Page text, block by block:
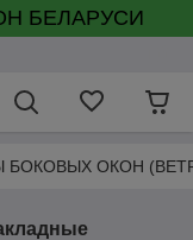
БЕЛАРУСИ
БОКОВЫХ ОКОН